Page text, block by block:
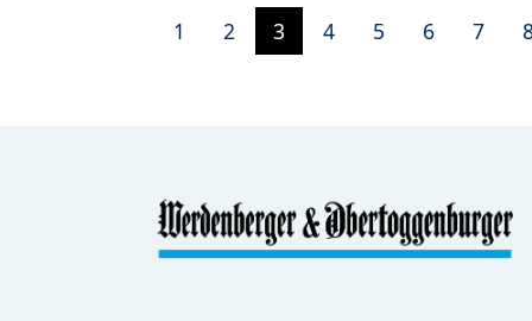
1 2 3 4 5 6 7